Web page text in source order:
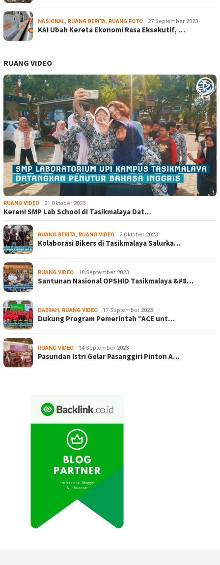
NASIONAL, RUANG BERITA, RUANG FOTO 27 September 2023
KAI Ubah Kereta Ekonomi Rasa Eksekutif, …
RUANG VIDEO
RUANG VIDEO 21 Oktober 2023
Keren! SMP Lab School di Tasikmalaya Dat…
RUANG BERITA, RUANG VIDEO 2 Oktober 2023
Kolaborasi Bikers di Tasikmalaya Salurka…
RUANG VIDEO 18 September 2023
Santunan Nasional OPSHID Tasikmalaya &#8…
DAERAH , RUANG VIDEO 17 September 2023
Dukung Program Pemerintah “ACE unt…
RUANG VIDEO 14 September 2023
Pasundan Istri Gelar Pasanggiri Pinton A…